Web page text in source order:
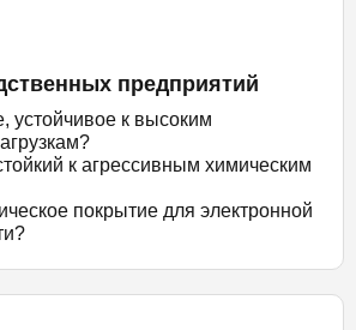
предприятий
устойчивое к высоким
к агрессивным химическим
покрытие для электронной